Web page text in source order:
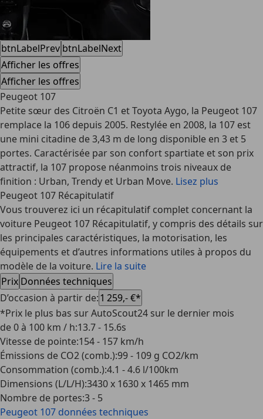
btnLabelPrev btnLabelNext
Afficher les offres
Afficher les offres
Peugeot 107
Petite sœur des Citroën C1 et Toyota Aygo, la Peugeot 107
remplace la 106 depuis 2005. Restylée en 2008, la 107 est
une mini citadine de 3,43 m de long disponible en 3 et 5
portes. Caractérisée par son confort spartiate et son prix
attractif, la 107 propose néanmoins trois niveaux de
finition : Urban, Trendy et Urban Move. Lisez plus
Peugeot 107 Récapitulatif
Vous trouverez ici un récapitulatif complet concernant la
voiture Peugeot 107 Récapitulatif, y compris des détails sur
les principales caractéristiques, la motorisation, les
équipements et d’autres informations utiles à propos du
modèle de la voiture. Lire la suite
Prix Données techniques
D’occasion à partir de:1 259,- €*
*Prix le plus bas sur AutoScout24 sur le dernier mois
de 0 à 100 km / h:13.7 - 15.6s
Vitesse de pointe:154 - 157 km/h
Émissions de CO2 (comb.):99 - 109 g CO2/km
Consommation (comb.):4.1 - 4.6 l/100km
Dimensions (L/L/H):3430 x 1630 x 1465 mm
Nombre de portes:3 - 5
Peugeot 107 données techniques